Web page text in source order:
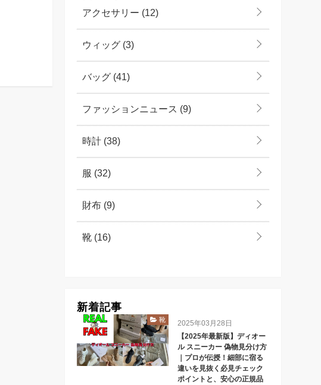
アクセサリー (12)
ウィッグ (3)
バッグ (41)
ファッションニュース (9)
時計 (38)
服 (32)
財布 (9)
靴 (16)
新着記事
靴
2025年03月28日
【2025年最新版】ディオー
ル スニーカー 偽物見分け方
｜プロが伝授！細部に宿る
違いを見抜く必見チェック
ポイントと、安心の正規品